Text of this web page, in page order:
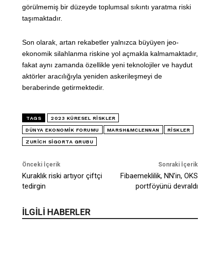
görülmemiş bir düzeyde toplumsal sıkıntı yaratma riski
taşımaktadır.
Son olarak, artan rekabetler yalnızca büyüyen jeo-
ekonomik silahlanma riskine yol açmakla kalmamaktadır,
fakat aynı zamanda özellikle yeni teknolojiler ve haydut
aktörler aracılığıyla yeniden askerileşmeyi de
beraberinde getirmektedir.
TAGS 2023 KÜRESEL RISKLER
DÜNYA EKONOMIK FORUMU MARSH&MCLENNAN RISKLER
ZURICH SIGORTA GRUBU
Önceki İçerik
Kuraklık riski artıyor çiftçi
tedirgin
Sonraki İçerik
Fibaemeklilik, NN’in, OKS
portföyünü devraldı
İLGİLİ HABERLER